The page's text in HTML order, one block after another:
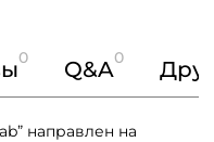
0 Q&A0
направлен на